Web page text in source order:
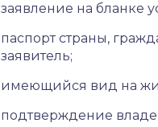
заявление на бланке
паспорт страны,
заявитель;
имеющийся вид на
подтверждение